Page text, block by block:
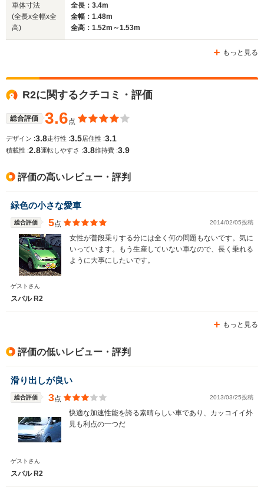
WLTCモード
燃費
車体寸法
(全長x全幅x全
高)
全長：3.4m
全幅：1.48m
全高：1.52m～1.53m
もっと見る
R2に関するクチコミ・評価
総合評価 3.6点
デザイン :3.8走行性 :3.5居住性 :3.1
積載性 :2.8運転しやすさ :3.8維持費 :3.9
評価の高いレビュー・評判
緑色の小さな愛車
総合評価 5点 2014/02/05投稿
女性が普段乗りする分には全く何の問題もないです。気に
いっています。もう生産していない車なので、長く乗れる
ように大事にしたいです。
ゲストさん
スバル R2
もっと見る
評価の低いレビュー・評判
滑り出しが良い
総合評価 3点 2013/03/25投稿
快適な加速性能を誇る素晴らしい車であり、カッコイイ外
見も利点の一つだ
ゲストさん
スバル R2